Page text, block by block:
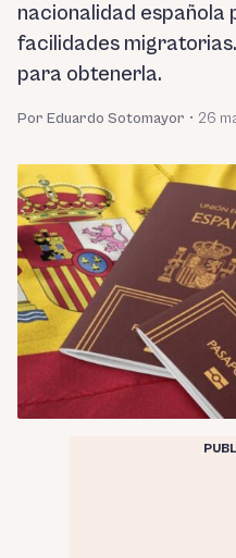
nacionalidad
facilidades
para obtenerla.
Por Eduardo Sotomayor • 26